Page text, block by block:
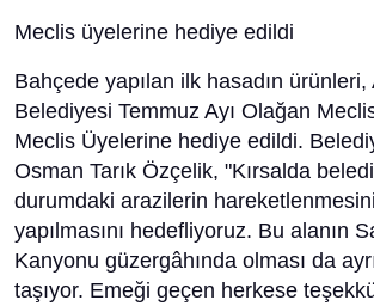
Meclis üyelerine hediye edildi
Bahçede yapılan ilk hasadın ürünleri,
Belediyesi Temmuz Ayı Olağan Meclis
Meclis Üyelerine hediye edildi.
Osman Tarık Özçelik, "Kırsalda
durumdaki arazilerin
yapılmasını hedefliyoruz. Bu alanın
Kanyonu güzergâhında olması da
taşıyor. Emeği geçen herkese